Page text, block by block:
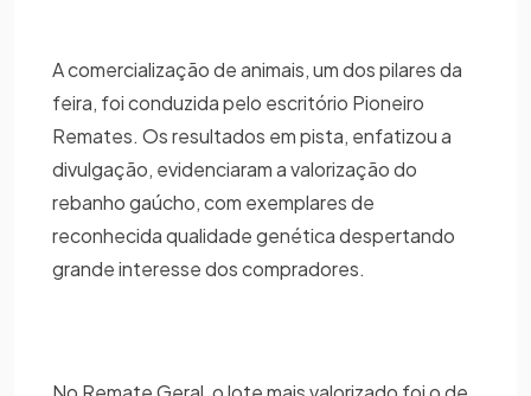
A comercialização de animais, um dos pilares da
feira, foi conduzida pelo escritório Pioneiro
Remates. Os resultados em pista, enfatizou a
divulgação, evidenciaram a valorização do
rebanho gaúcho, com exemplares de
reconhecida qualidade genética despertando
grande interesse dos compradores.